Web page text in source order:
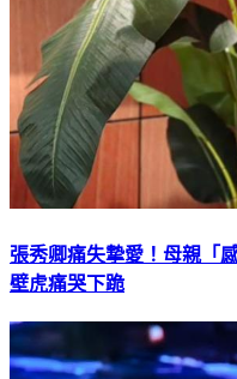
張秀卿痛失摯愛！母親「
壁虎痛哭下跪